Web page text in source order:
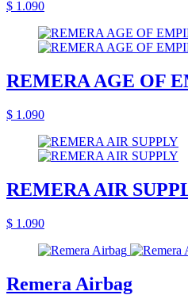
$ 1.090
REMERA AGE OF
$ 1.090
REMERA AIR
$ 1.090
Remera Airbag